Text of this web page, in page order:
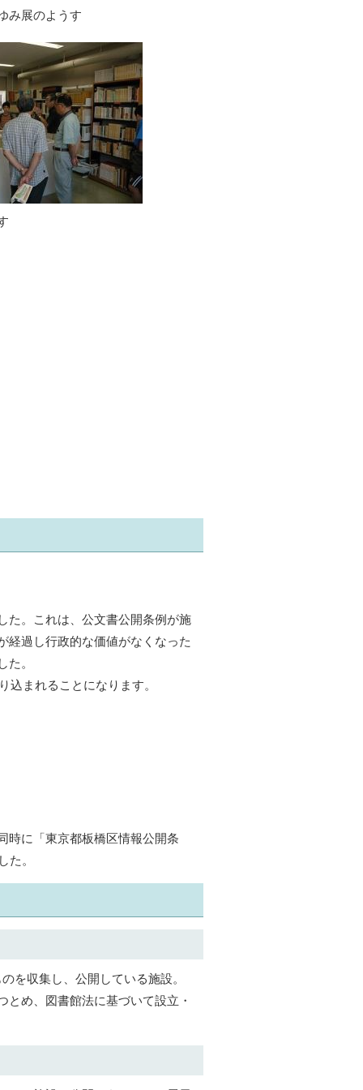
み展のようす
た。これは、公文書公開条例が施
経過し行政的な価値がなくなった
。
込まれることになります。
時に「東京都板橋区情報公開条
た。
を収集し、公開している施設。
め、図書館法に基づいて設立・